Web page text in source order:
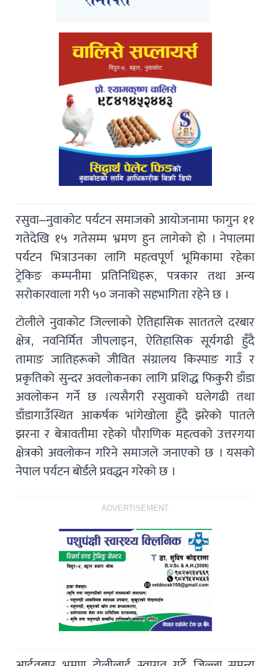
रसुवा–नुवाकोट पर्यटन समाजको आयोजनामा फागुन ११
गतेदेखि १५ गतेसम्म भ्रमण हुन लागेको हो । नेपालमा
पर्यटन भित्राउनका लागि महत्वपूर्ण भूमिकामा रहेका
ट्रेकिङ कम्पनीमा प्रतिनिधिहरू, पत्रकार तथा अन्य
सरोकारवाला गरी ५० जनाको सहभागिता रहेने छ ।
टोलीले नुवाकोट जिल्लाको ऐतिहासिक साततले दरबार
क्षेत्र, नवनिर्मित जीपलाइन, ऐतिहासिक सूर्यगढी हुँदै
तामाङ जातिहरूको जीवित संग्रालय किस्पाङ गाउँ र
प्रकृतिको सुन्दर अवलोकनका लागि प्रशिद्ध फिकुरी डाँडा
अवलोकन गर्ने छ ।त्यसैगरी रसुवाको घलेगढी तथा
डाँडागाउँस्थित आकर्षक भांगेखोला हुँदै झरेको पातले
झरना र बेत्रावतीमा रहेको पौराणिक महत्वको उत्तरगया
क्षेत्रको अवलोकन गरिने समाजले जनाएको छ । यसको
नेपाल पर्यटन बोर्डले प्रवद्धन गरेको छ ।
ADVERTISEMENT